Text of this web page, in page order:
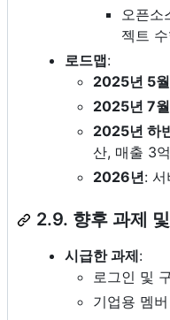
오픈소
젝트
로드맵:
2025년 5월
2025년 7
2025년 하
산, 매출 3
2026년:
2.9. 향후 과제
시급한 과제:
로그인 및
기업용 멤